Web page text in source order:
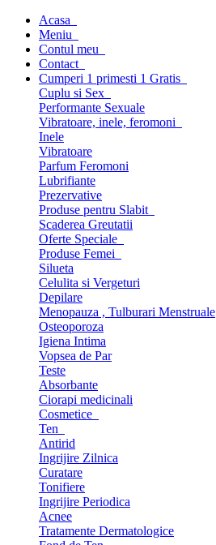
Acasa
Meniu
Contul meu
Contact
Cumperi 1 primesti 1 Gratis
Cuplu si Sex
Performante Sexuale
Vibratoare, inele, feromoni
Inele
Vibratoare
Parfum Feromoni
Lubrifiante
Prezervative
Produse pentru Slabit
Scaderea Greutatii
Oferte Speciale
Produse Femei
Silueta
Celulita si Vergeturi
Depilare
Menopauza , Tulburari Menstruale
Osteoporoza
Igiena Intima
Vopsea de Par
Teste
Absorbante
Ciorapi medicinali
Cosmetice
Ten
Antirid
Ingrijire Zilnica
Curatare
Tonifiere
Ingrijire Periodica
Acnee
Tratamente Dermatologice